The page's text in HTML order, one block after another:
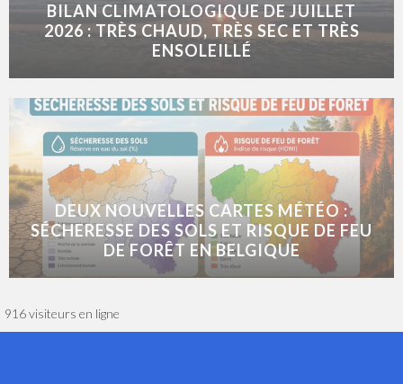
BILAN CLIMATOLOGIQUE DE JUILLET
2026 : TRÈS CHAUD, TRÈS SEC ET TRÈS
ENSOLEILLÉ
DEUX NOUVELLES CARTES MÉTÉO :
SÉCHERESSE DES SOLS ET RISQUE DE FEU
DE FORÊT EN BELGIQUE
916 visiteurs en ligne